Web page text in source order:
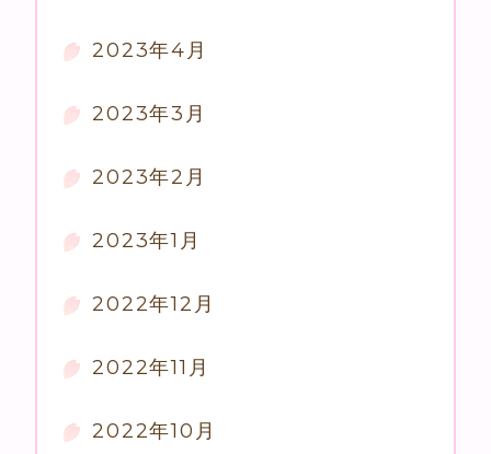
2023年4月
2023年3月
2023年2月
2023年1月
2022年12月
2022年11月
2022年10月